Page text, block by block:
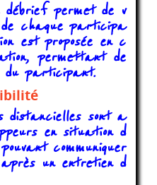
débrief permet de v
chaque participa
est proposée en c
permettant de
du participant.
distancielles sont a
en situation d
communiquer
un entretien d